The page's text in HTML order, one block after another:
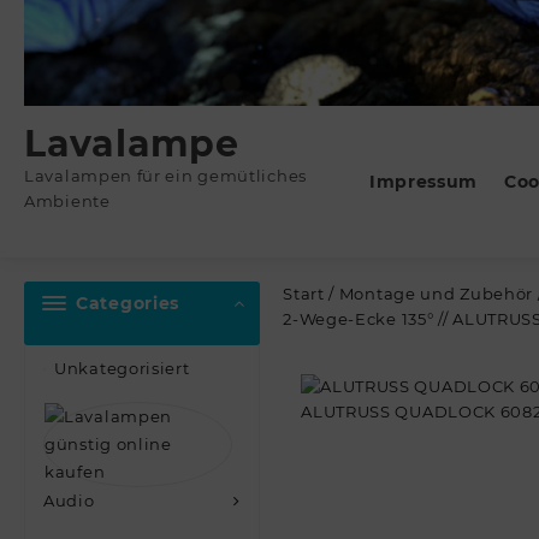
Lavalampe
Lavalampen für ein gemütliches
Ambiente
Impressum
Categories
Unkategorisiert
Audio
Start / Montage und Zubehör
2-Wege-Ecke 135° //